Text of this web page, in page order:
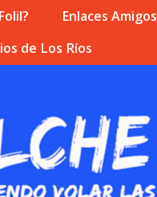
Enlaces Amigos
de Los Ríos